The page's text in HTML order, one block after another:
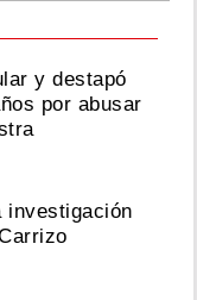
y destapó
por abusar
investigación